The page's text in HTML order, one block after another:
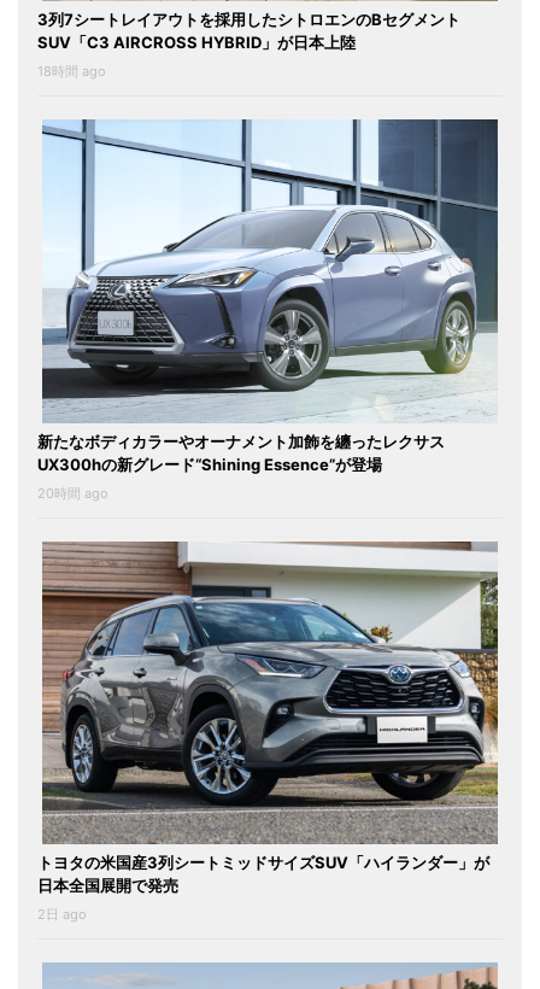
3列7シートレイアウトを採用したシトロエンのBセグメント
SUV「C3 AIRCROSS HYBRID」が日本上陸
18時間 ago
新たなボディカラーやオーナメント加飾を纏ったレクサス
UX300hの新グレード“Shining Essence”が登場
20時間 ago
トヨタの米国産3列シートミッドサイズSUV「ハイランダー」が
日本全国展開で発売
2日 ago